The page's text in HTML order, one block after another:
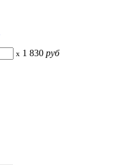
x 1 830 руб